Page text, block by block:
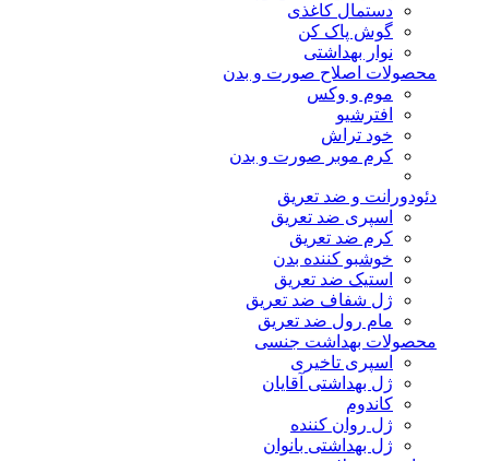
دستمال کاغذی
گوش پاک کن
نوار بهداشتی
محصولات اصلاح صورت و بدن
موم و وکس
افترشیو
خود تراش
کرم موبر صورت و بدن
دئودورانت و ضد تعریق
اسپری ضد تعریق
کرم ضد تعریق
خوشبو کننده بدن
استیک ضد تعریق
ژل شفاف ضد تعریق
مام رول ضد تعریق
محصولات بهداشت جنسی
اسپری تاخیری
ژل بهداشتی آقایان
کاندوم
ژل روان کننده
ژل بهداشتی بانوان